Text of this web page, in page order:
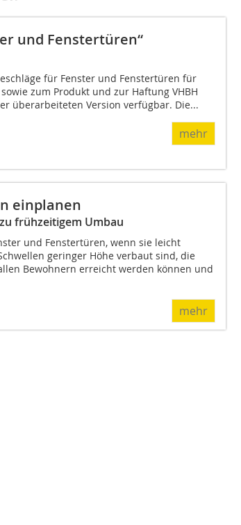
und Fenstertüren“
für Fenster und Fenstertüren für
zum Produkt und zur Haftung VHBH
überarbeiteten Version verfügbar. Die...
mehr
einplanen
frühzeitigem Umbau
und Fenstertüren, wenn sie leicht
geringer Höhe verbaut sind, die
Bewohnern erreicht werden können und
mehr